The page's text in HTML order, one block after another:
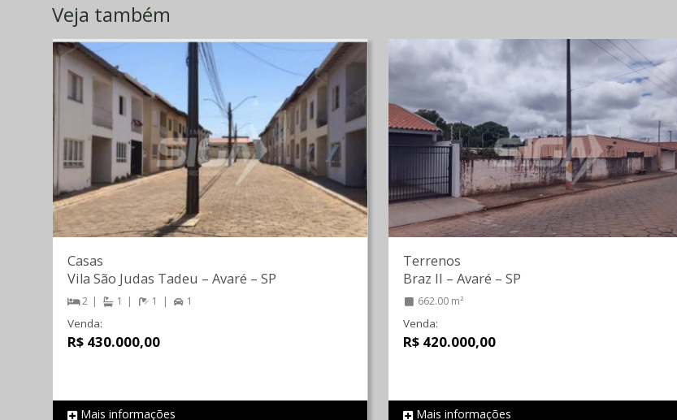
Veja também
Casas
Vila São Judas Tadeu – Avaré – SP
2 1 1 1
Venda:
R$ 430.000,00
Mais informações
Terrenos
Braz II – Avaré – SP
662.00 m²
Venda:
R$ 420.000,00
Mais informações